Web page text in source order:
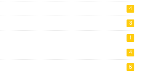
4
3
1
4
8